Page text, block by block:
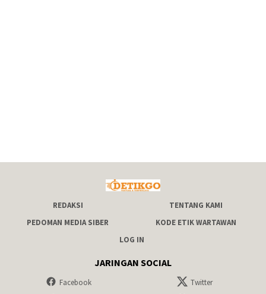
REDAKSI
TENTANG KAMI
PEDOMAN MEDIA SIBER
KODE ETIK WARTAWAN
LOG IN
JARINGAN SOCIAL
Facebook
Twitter